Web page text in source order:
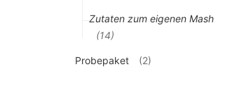
Zutaten zum eigenen Mash
(14)
Probepaket (2)